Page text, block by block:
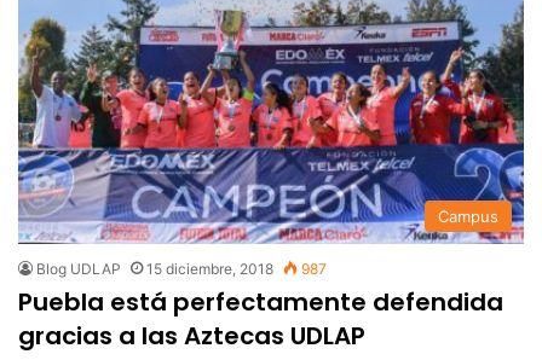
Campus
Blog UDLAP 15 diciembre, 2018 987
Puebla está perfectamente defendida
gracias a las Aztecas UDLAP